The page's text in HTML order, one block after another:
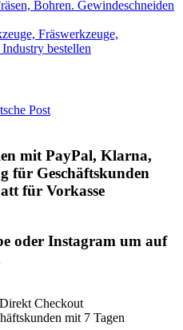
mit PayPal, Klarna,
für Geschäftskunden
für Vorkasse
oder Instagram um auf